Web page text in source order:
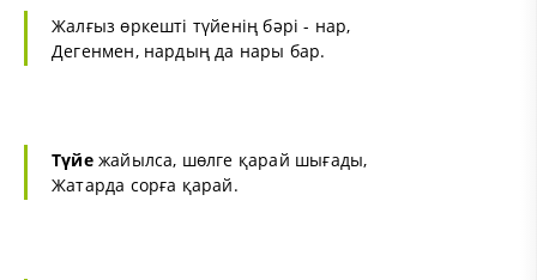
Жалғыз өркешті түйенің бәрі - нар,
Дегенмен, нардың да нары бар.
Түйежайылса, шөлге қарай шығады,
Жатарда сорға қарай.